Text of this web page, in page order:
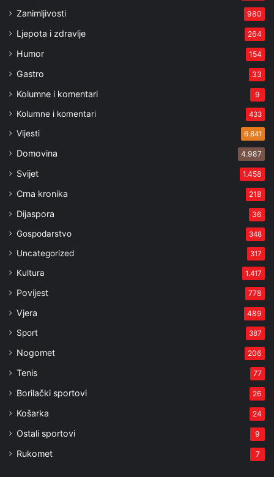
Zanimljivosti 980
Ljepota i zdravlje 264
Humor 154
Gastro 33
Kolumne i komentari 9
Kolumne i komentari 433
Vijesti 6.841
Domovina 4.987
Svijet 1.458
Crna kronika 218
Dijaspora 36
Gospodarstvo 348
Uncategorized 317
Kultura 1.417
Povijest 778
Vjera 489
Sport 387
Nogomet 206
Tenis 77
Borilački sportovi 26
Košarka 24
Ostali sportovi 9
Rukomet 7